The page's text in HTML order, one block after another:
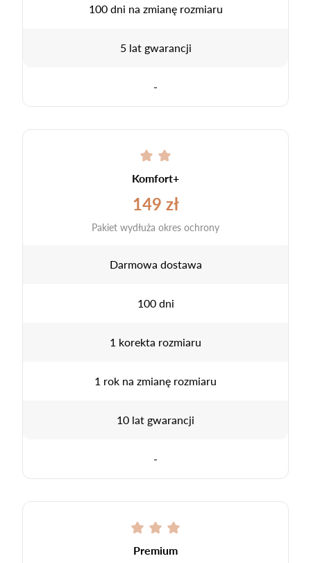
100 dni na zmianę rozmiaru
5 lat gwarancji
-
Komfort+
149 zł
Pakiet wydłuża okres ochrony
Darmowa dostawa
100 dni
1 korekta rozmiaru
1 rok na zmianę rozmiaru
10 lat gwarancji
-
Premium